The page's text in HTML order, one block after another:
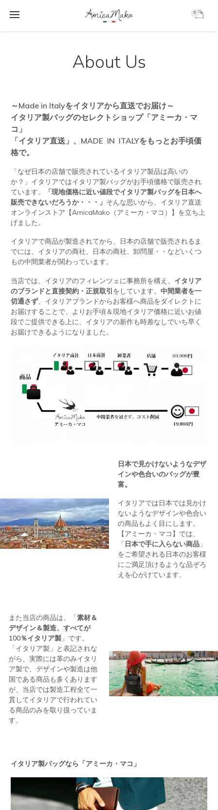
AmicaMako
0
About Us
～Made in Italyをイタリアから直送でお届け～
イタリア製バッグのセレクトショップ「アミーカ・マ
コ」
「イタリア直送」、MADE IN ITALYをもっとお手頃価
格で。
「なぜ日本の店舗で販売されているイタリア製品は高いの
か？」イタリアではイタリア製バッグがお手頃価格で販売され
ています。
「現地価格に近い値段でイタリア製バッグを日本へ
販売できないだろうか・・・」 そんな思いから、イタリア直送
オンラインストア【AmicaMako（アミーカ・マコ）】を立ち上
げました。
イタリアで商品が製造されてから、日本の店舗で販売されるま
でには、イタリアの商社、日本の商社、卸問屋・・などいくつ
もの中間業者が関わっています。
当店では、イタリアのフィレンツェに事務所を構え、 イタリア
のブランドと直接契約・正規取引をしています。中間業者を一
切通さず 、イタリアブランドからお客様へ商品をダイレクトに
お届けすることで、よりお手頃＆現地イタリア価格に近いお値
段でご提供できる上に、イタリアの新作も時差なしでいち早く
お届けできるようになりました。
日本で見かけないようなデザ
インや色合いのバッグが豊
富。
イタリアでは日本では見かけ
ないようなデザインや色合い
の商品もよく目にします。
【アミーカ・マコ】では、
「日本で手に入らない商品」
をご希望される日本のお客様
にご満足頂けるような品ぞろ
えを心がけています。
また当店の商品は、「 素材＆
デザイン＆製造、すべてが
100％イタリア製」です。
「イタリア製」と表記されな
がら、実際には革のみイタリ
ア製で、デザインや製造は他
国である商品も多くあります
が、当店では製造工程全て一
貫してイタリアで行われてい
る商品のみを取り扱っていま
す。
イタリア製バッグなら「アミーカ・マコ」